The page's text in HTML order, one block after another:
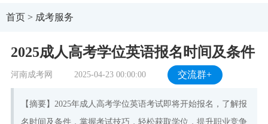
首页> 成考服务
2025成人高考学位英语报名时间及条件
河南成考网 2025-04-23 00:00:00 交流群+
【摘要】2025年成人高考学位英语考试即将开始报名，了解报
名时间及条件，掌握考试技巧，轻松获取学位，提升职业竞争